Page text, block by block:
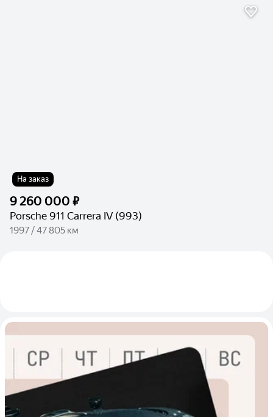
На заказ
9 260 000 ₽
Porsche 911 Carrera IV (993)
1997 / 47 805 км